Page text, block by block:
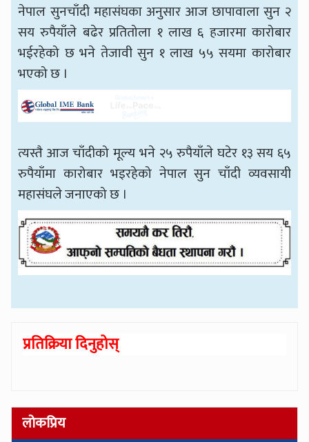
नेपाल सुनचाँदी महासंघका अनुसार आज छापावाला सुन २
सय रुपैयाँले बढेर प्रतितोला १ लाख ६ हजारमा कारोबार
भईरहेको छ भने तेजावी सुन १ लाख ५५ सयमा कारोबार
भएको छ ।
त्यस्तै आज चाँदीको मूल्य भने २५ रुपैयाँले घटेर १३ सय ६५
रुपैयाँमा कारोबार भइरहेको नेपाल सुन चाँदी व्यवसायी
महासंघले जनाएको छ ।
प्रतिक्रिया दिनुहोस्
लोकप्रिय